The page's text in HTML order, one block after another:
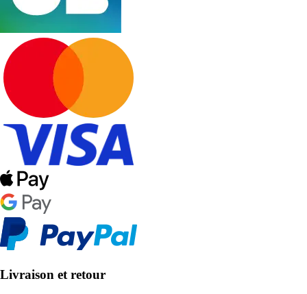
Livraison et retour